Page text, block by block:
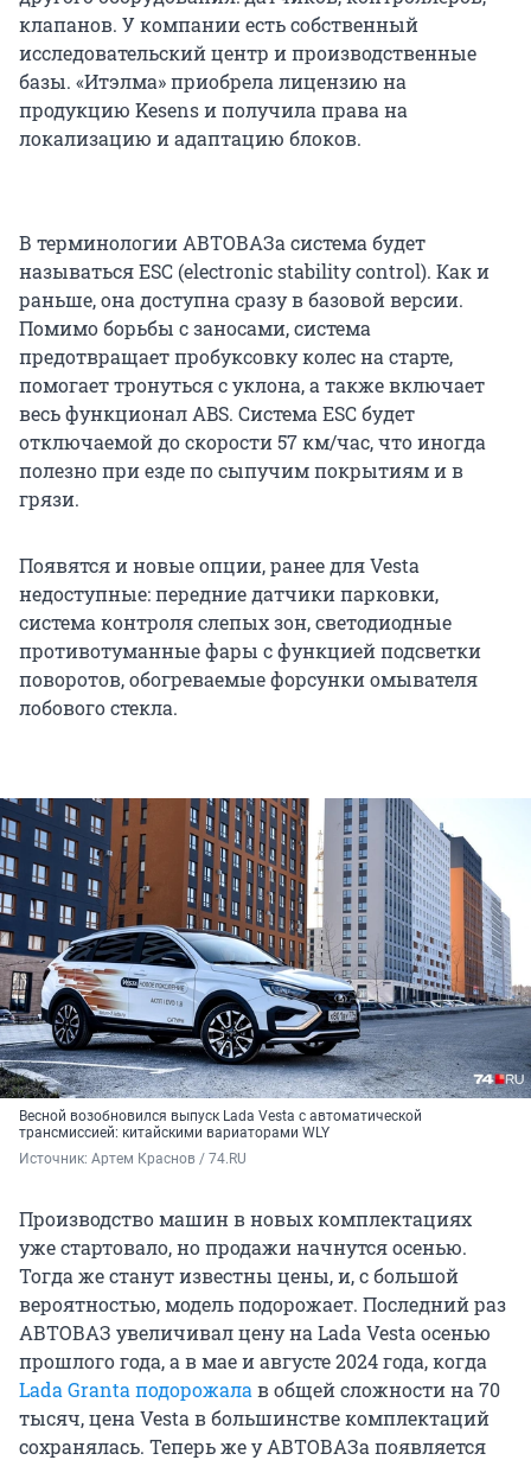
клапанов. У компании есть собственный
исследовательский центр и производственные
базы. «Итэлма» приобрела лицензию на
продукцию Kesens и получила права на
локализацию и адаптацию блоков.
В терминологии АВТОВАЗа система будет
называться ESC (electronic stability control). Как и
раньше, она доступна сразу в базовой версии.
Помимо борьбы с заносами, система
предотвращает пробуксовку колес на старте,
помогает тронуться с уклона, а также включает
весь функционал ABS. Система ESC будет
отключаемой до скорости 57 км/час, что иногда
полезно при езде по сыпучим покрытиям и в
грязи.
Появятся и новые опции, ранее для Vesta
недоступные: передние датчики парковки,
система контроля слепых зон, светодиодные
противотуманные фары с функцией подсветки
поворотов, обогреваемые форсунки омывателя
лобового стекла.
Весной возобновился выпуск Lada Vesta с автоматической
трансмиссией: китайскими вариаторами WLY
Источник: Артем Краснов / 74.RU
Производство машин в новых комплектациях
уже стартовало, но продажи начнутся осенью.
Тогда же станут известны цены, и, с большой
вероятностью, модель подорожает. Последний раз
АВТОВАЗ увеличивал цену на Lada Vesta осенью
прошлого года, а в мае и августе 2024 года, когда
Lada Granta подорожала в общей сложности на 70
тысяч, цена Vesta в большинстве комплектаций
сохранялась. Теперь же у АВТОВАЗа появляется